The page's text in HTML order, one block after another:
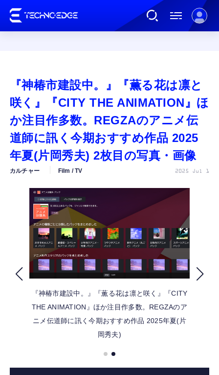
AI
ガジェット
ゲーム
カルチャー
公式ストア
FOLLOW US
『神椿市建設中。』『薫る花は凛と
咲く』『CITY THE ANIMATION』ほ
か注目作多数。REGZAのアニメ伝
道師に訊く今期おすすめ作品 2025
年夏(片岡秀夫) 2枚目の写真・画像
カルチャー Film / TV 2025 Jul 1
『神椿市建設中。』『薫る花は凛と咲く』『CITY
THE ANIMATION』ほか注目作多数。REGZAのア
ニメ伝道師に訊く今期おすすめ作品 2025年夏(片
岡秀夫)